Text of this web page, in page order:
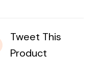
Tweet This
Product